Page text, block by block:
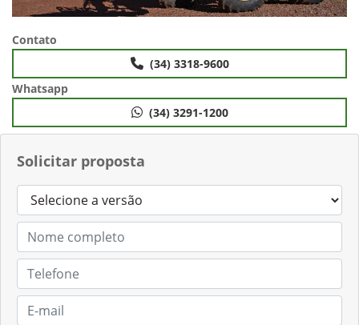
Solicitar proposta
Contato
(34) 3318-9600
Whatsapp
(34) 3291-1200